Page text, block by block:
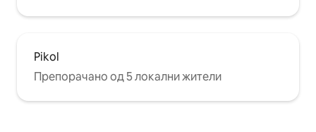
Pikol
Препорачано од 5 локални жители